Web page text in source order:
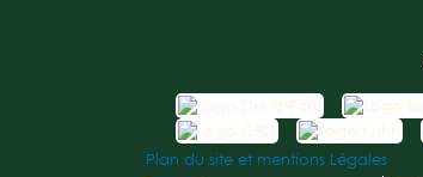
Plan du site et mentions Légales